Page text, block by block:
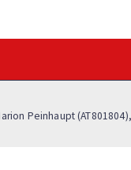
Peinhaupt